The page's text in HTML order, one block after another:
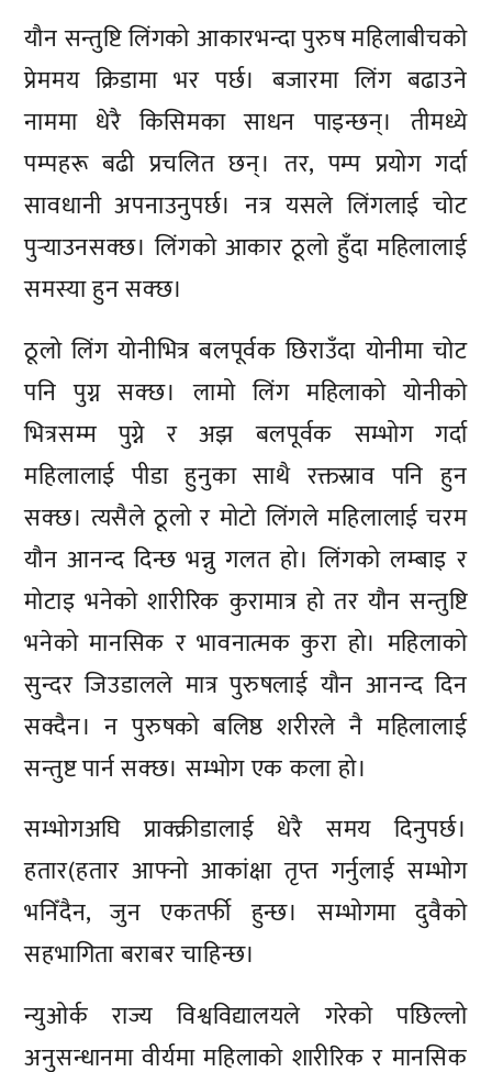
यौन सन्तुष्टि लिंगको आकारभन्दा पुरुष महिलाबीचको
प्रेममय क्रिडामा भर पर्छ। बजारमा लिंग बढाउने
नाममा धेरै किसिमका साधन पाइन्छन्। तीमध्ये
पम्पहरू बढी प्रचलित छन्। तर, पम्प प्रयोग गर्दा
सावधानी अपनाउनुपर्छ। नत्र यसले लिंगलाई चोट
पुर्‍याउनसक्छ। लिंगको आकार ठूलो हुँदा महिलालाई
समस्या हुन सक्छ।
ठूलो लिंग योनीभित्र बलपूर्वक छिराउँदा योनीमा चोट
पनि पुग्न सक्छ। लामो लिंग महिलाको योनीको
भित्रसम्म पुग्ने र अझ बलपूर्वक सम्भोग गर्दा
महिलालाई पीडा हुनुका साथै रक्तस्राव पनि हुन
सक्छ। त्यसैले ठूलो र मोटो लिंगले महिलालाई चरम
यौन आनन्द दिन्छ भन्नु गलत हो। लिंगको लम्बाइ र
मोटाइ भनेको शारीरिक कुरामात्र हो तर यौन सन्तुष्टि
भनेको मानसिक र भावनात्मक कुरा हो। महिलाको
सुन्दर जिउडालले मात्र पुरुषलाई यौन आनन्द दिन
सक्दैन। न पुरुषको बलिष्ठ शरीरले नै महिलालाई
सन्तुष्ट पार्न सक्छ। सम्भोग एक कला हो।
सम्भोगअघि प्राक्क्रीडालाई धेरै समय दिनुपर्छ।
हतार(हतार आफ्नो आकांक्षा तृप्त गर्नुलाई सम्भोग
भनिँदैन, जुन एकतर्फी हुन्छ। सम्भोगमा दुवैको
सहभागिता बराबर चाहिन्छ।
न्युओर्क राज्य विश्वविद्यालयले गरेको पछिल्लो
अनुसन्धानमा वीर्यमा महिलाको शारीरिक र मानसिक